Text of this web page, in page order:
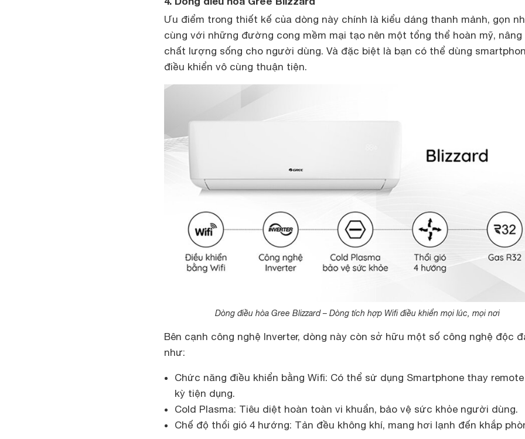
Ưu điểm trong thiết kế của dòng này chính là kiểu dáng thanh mảnh, gọn
cùng với những đường cong mềm mại tạo nên một tổng thể hoàn mỹ, nâng
chất lượng sống cho người dùng. Và đặc biệt là bạn có thể dùng
điều khiển vô cùng thuận tiện.
Dòng điều hòa Gree Blizzard – Dòng tích hợp Wifi điều khiển mọi lúc, mọi nơi
Bên cạnh công nghệ Inverter, dòng này còn sở hữu một số công nghệ độc
như:
Chức năng điều khiển bằng Wifi: Có thể sử dụng Smartphone thay
kỳ tiện dụng.
Cold Plasma: Tiêu diệt hoàn toàn vi khuẩn, bảo vệ sức khỏe người dùng.
Chế độ thổi gió 4 hướng: Tản đều không khí, mang hơi lạnh đến khắp